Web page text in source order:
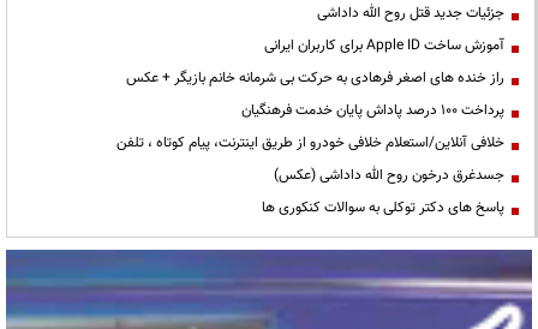
جزئیات جدید قتل روح الله داداشی
آموزش ساخت Apple ID برای کاربران ایرانی
راز خنده های اصغر فرهادی به حرکت بی شرمانه خانم بازیگر + عکس
پرداخت ۱۰۰ درصد پاداش پایان خدمت فرهنگیان
خلافی آنلاین/استعلام خلافی خودرو از طریق اینترنت، پیام کوتاه ، تلفن
جسدغرق درخون روح الله داداشی (عکس)
پاسخ های دکتر توکلی به سوالات کنکوری ها